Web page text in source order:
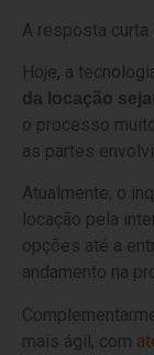
A resposta curta
Hoje, a
da locação
o processo
as partes
Atualmente, o
locação pela
opções até a
andamento na
mais ágil, com